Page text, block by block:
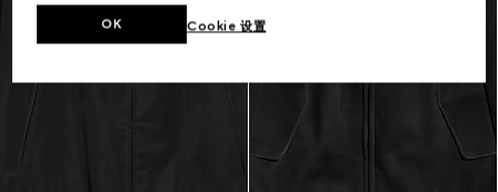
Cookie 设置
OK